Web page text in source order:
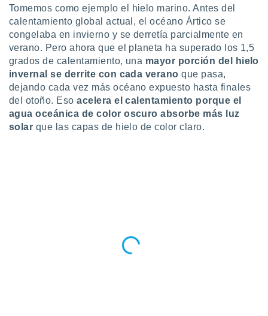
interés
a lo que
Para
su
datos
momento
en
en
Tomemos como ejemplo el hielo marino. Antes del
calentamiento global actual, el océano Ártico se
congelaba en invierno y se derretía parcialmente en
verano. Pero ahora que el planeta ha superado los 1,5
grados de calentamiento, una mayor porción del hielo
invernal se derrite con cada verano que pasa,
dejando cada vez más océano expuesto hasta finales
del otoño. Esoacelera el calentamiento porque el
agua oceánica de color oscuro absorbe más luz
solar que las capas de hielo de color claro.